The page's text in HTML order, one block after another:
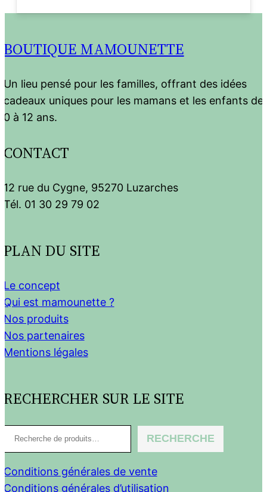
BOUTIQUE MAMOUNETTE
Un lieu pensé pour les familles, offrant des idées
cadeaux uniques pour les mamans et les enfants de
0 à 12 ans.
CONTACT
12 rue du Cygne, 95270 Luzarches
Tél. 01 30 29 79 02
PLAN DU SITE
Le concept
Qui est mamounette ?
Nos produits
Nos partenaires
Mentions légales
RECHERCHER SUR LE SITE
e
c
h
RECHERCHE
Conditions générales de vente
Conditions générales d’utilisation